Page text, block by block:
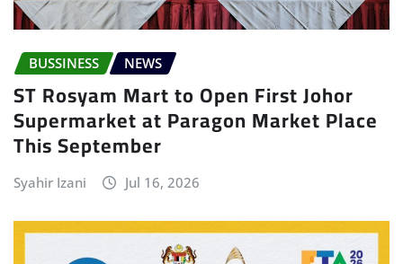
BUSSINESS NEWS
ST Rosyam Mart to Open First Johor
Supermarket at Paragon Market Place
This September
Syahir Izani Jul 16, 2026